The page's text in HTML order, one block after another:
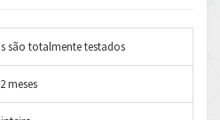
4,384
são totalmente testados
meses